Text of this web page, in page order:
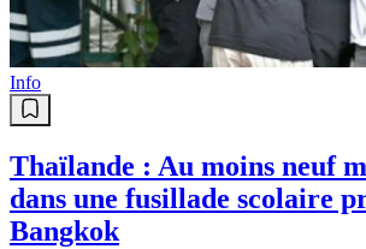
Info
Thaïlande : Au moins neuf
dans une fusillade scolaire
Bangkok